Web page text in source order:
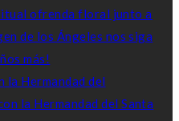
la Hermandad del